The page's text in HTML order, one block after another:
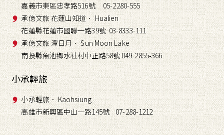
嘉義市東區忠孝路516號 05-2280-555
承億文旅 花蓮山知道． Hualien
花蓮縣花蓮市國聯一路39號 03-8333-111
承億文旅 潭日月． Sun Moon Lake
南投縣魚池鄉水社村中正路58號 049-2855-366
小承輕旅
小承輕旅． Kaohsiung
高雄市新興區中山一路145號 07-288-1212